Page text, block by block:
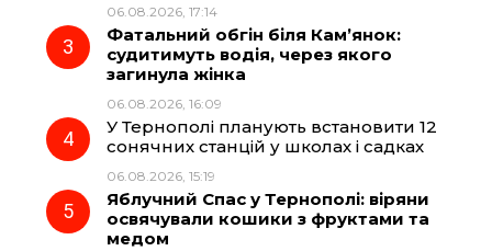
k
a
m
06.08.2026, 17:14
Фатальний обгін біля Кам’янок:
судитимуть водія, через якого
загинула жінка
06.08.2026, 16:09
У Тернополі планують встановити 12
сонячних станцій у школах і садках
06.08.2026, 15:19
Яблучний Спас у Тернополі: віряни
освячували кошики з фруктами та
медом